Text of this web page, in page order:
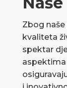
Zbog
kvaliteta
spektar